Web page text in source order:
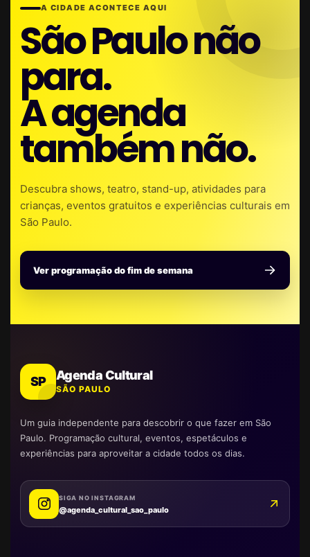
A CIDADE ACONTECE AQUI
São Paulo não
para.
A agenda
também não.
Descubra shows, teatro, stand-up, atividades para
crianças, eventos gratuitos e experiências culturais em
São Paulo.
Ver programação do fim de semana
SP Agenda Cultural
SÃO PAULO
Um guia independente para descobrir o que fazer em São
Paulo. Programação cultural, eventos, espetáculos e
experiências para aproveitar a cidade todos os dias.
SIGA NO INSTAGRAM
@agenda_cultural_sao_paulo